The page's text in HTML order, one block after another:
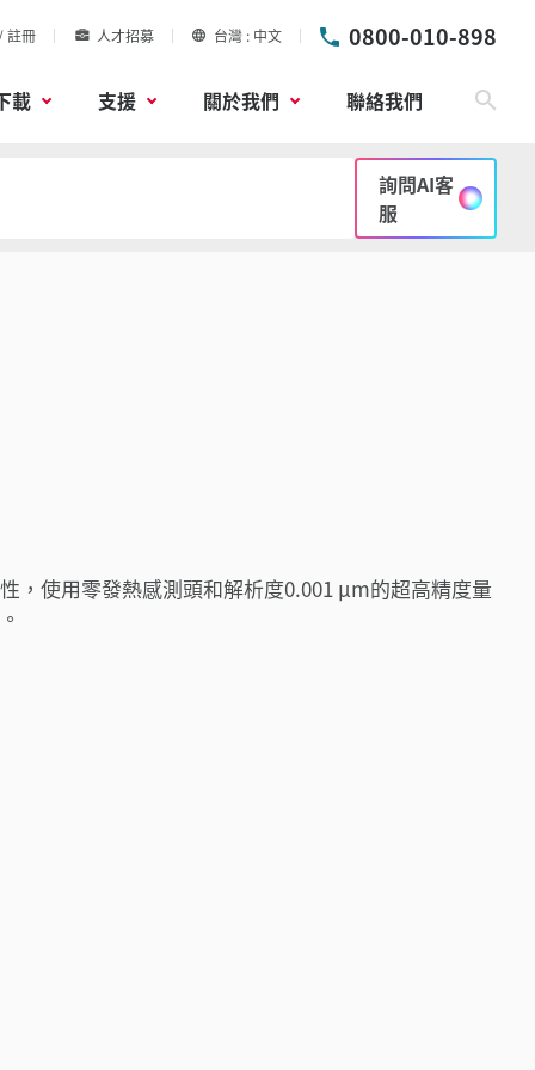
註冊 人才招募 台灣 中文 0800-010-898
載 支援 關於我們 聯絡我們
詢問AI客
服
，使用零發熱感測頭和解析度0.001 μm的超高精度量